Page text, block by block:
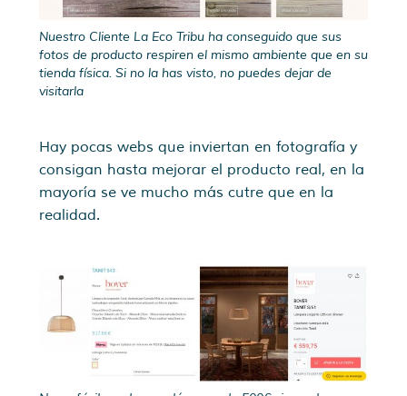
Nuestro Cliente La Eco Tribu ha conseguido que sus
fotos de producto respiren el mismo ambiente que en su
tienda física. Si no la has visto, no puedes dejar de
visitarla
Hay pocas webs que inviertan en fotografía y
consigan hasta mejorar el producto real, en la
mayoría se ve mucho más cutre que en la
realidad.